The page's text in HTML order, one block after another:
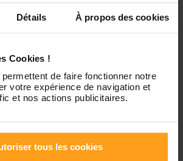
Détails À propos des cookies
Cookies !
de faire fonctionner notre
votre expérience de navigation et
et nos actions publicitaires.
tous les cookies